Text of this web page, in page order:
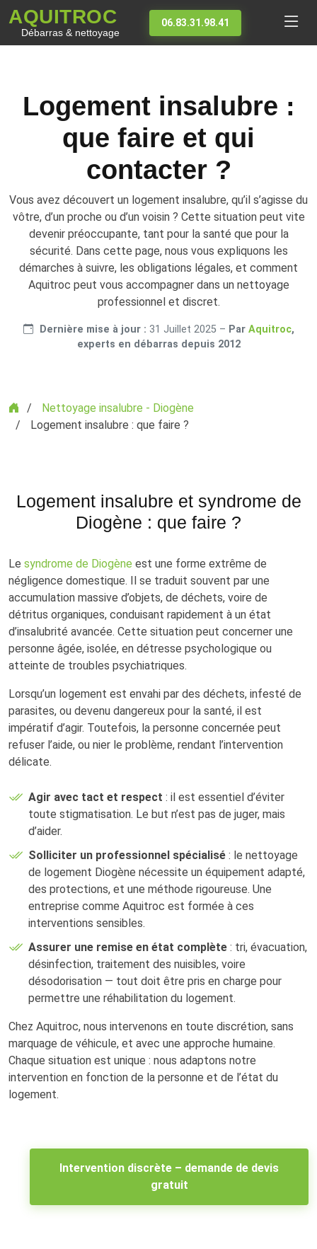
AQUITROC
Débarras & nettoyage
06.83.31.98.41
Logement insalubre :
que faire et qui
contacter ?
Vous avez découvert un logement insalubre, qu’il s’agisse du
vôtre, d’un proche ou d’un voisin ? Cette situation peut vite
devenir préoccupante, tant pour la santé que pour la
sécurité. Dans cette page, nous vous expliquons les
démarches à suivre, les obligations légales, et comment
Aquitroc peut vous accompagner dans un nettoyage
professionnel et discret.
Dernière mise à jour : 31 Juillet 2025– Par Aquitroc,
experts en débarras depuis 2012
AccueilNettoyage insalubre - Diogène
Logement insalubre : que faire ?
Logement insalubre et syndrome de
Diogène : que faire ?
Le syndrome de Diogène est une forme extrême de
négligence domestique. Il se traduit souvent par une
accumulation massive d’objets, de déchets, voire de
détritus organiques, conduisant rapidement à un état
d’insalubrité avancée. Cette situation peut concerner une
personne âgée, isolée, en détresse psychologique ou
atteinte de troubles psychiatriques.
Lorsqu’un logement est envahi par des déchets, infesté de
parasites, ou devenu dangereux pour la santé, il est
impératif d’agir. Toutefois, la personne concernée peut
refuser l’aide, ou nier le problème, rendant l’intervention
délicate.
Agir avec tact et respect : il est essentiel d’éviter
toute stigmatisation. Le but n’est pas de juger, mais
d’aider.
Solliciter un professionnel spécialisé : le nettoyage
de logement Diogène nécessite un équipement adapté,
des protections, et une méthode rigoureuse. Une
entreprise comme Aquitroc est formée à ces
interventions sensibles.
Assurer une remise en état complète : tri, évacuation,
désinfection, traitement des nuisibles, voire
désodorisation — tout doit être pris en charge pour
permettre une réhabilitation du logement.
Chez Aquitroc, nous intervenons en toute discrétion, sans
marquage de véhicule, et avec une approche humaine.
Chaque situation est unique : nous adaptons notre
intervention en fonction de la personne et de l’état du
logement.
Intervention discrète – demande de devis
gratuit